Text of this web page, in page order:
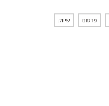
פרסום שיווק